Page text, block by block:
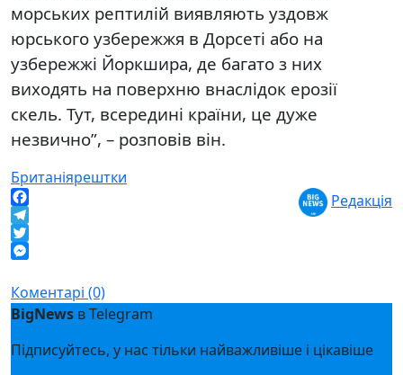
морських рептилій виявляють уздовж
юрського узбережжя в Дорсеті або на
узбережжі Йоркшира, де багато з них
виходять на поверхню внаслідок ерозії
скель. Тут, всередині країни, це дуже
незвично”, – розповів він.
Британіярештки
Facebook
Telegram
Twitter
Редакція
Коментарі (0)
BigNews в Telegram
Підписуйтесь, у нас тільки найважливіше і цікавіше